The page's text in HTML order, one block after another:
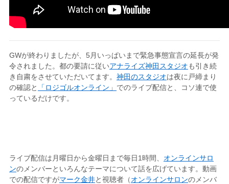
GWが終わりましたが、5月いっぱいまで緊急事態宣言の延長が発
令されました。都の要請に従いアナライズ神田スタジオも引き続
き自粛をさせていただいてます。 神田のスタジオは夜に戸締まり
の確認と
「ロジゴルオンライン」 でのライブ配信と、コソ連で使
っているだけです。
ライブ配信は月曜日から金曜日まで毎日1時間、 オンラインサロ
ンのメンバーといろんなテーマについて話を広げています。動画
での配信ですがマーク金井と視聴者（オンラインサロンのメンバ